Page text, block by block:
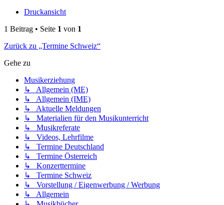
Druckansicht
1 Beitrag • Seite 1 von 1
Zurück zu „Termine Schweiz“
Gehe zu
Musikerziehung
↳ Allgemein (ME)
↳ Allgemein (IME)
↳ Aktuelle Meldungen
↳ Materialien für den Musikunterricht
↳ Musikreferate
↳ Videos, Lehrfilme
↳ Termine Deutschland
↳ Termine Österreich
↳ Konzerttermine
↳ Termine Schweiz
↳ Vorstellung / Eigenwerbung / Werbung
↳ Allgemein